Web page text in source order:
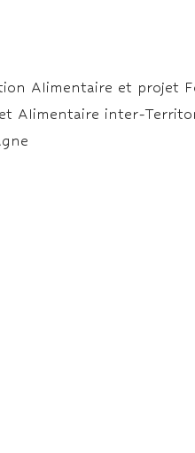
Alimentaire et projet
Alimentaire inter-